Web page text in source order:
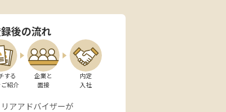
後の流れ
する
紹介
企業と
面接
内定
入社
アアドバイザーが